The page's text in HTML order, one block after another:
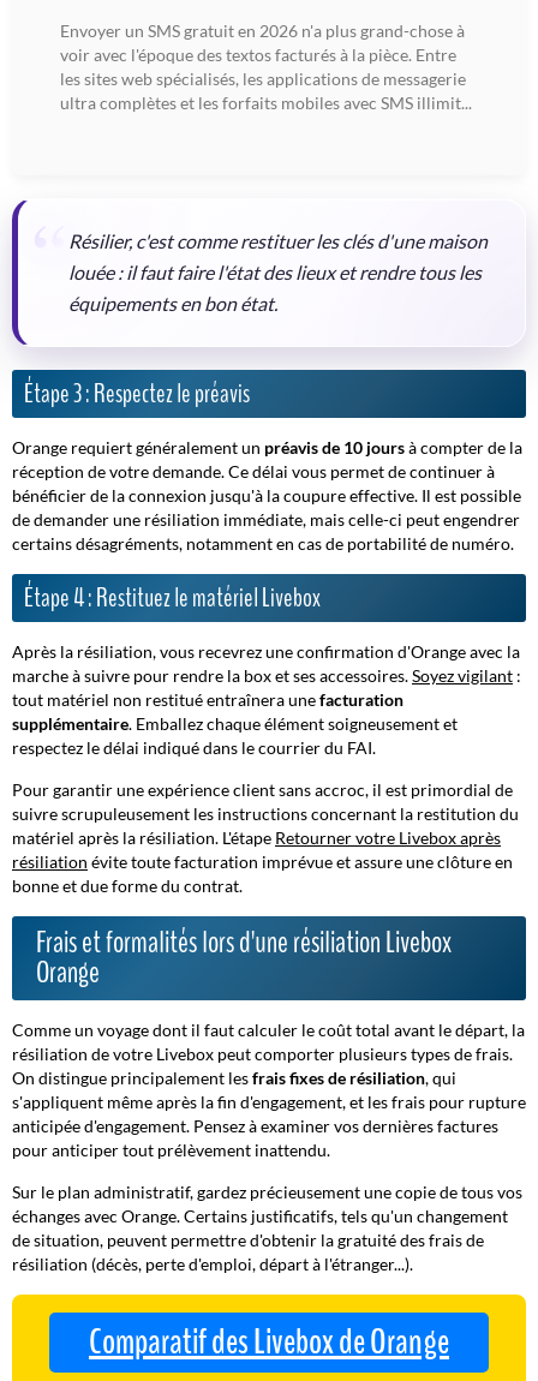
Envoyer un SMS gratuit en 2026 n'a plus grand-chose à
voir avec l'époque des textos facturés à la pièce. Entre
les sites web spécialisés, les applications de messagerie
ultra complètes et les forfaits mobiles avec SMS illimit...
Résilier, c'est comme restituer les clés d'une maison
louée : il faut faire l'état des lieux et rendre tous les
équipements en bon état.
Étape 3 : Respectez le préavis
Orange requiert généralement un préavis de 10 joursà compter de la
réception de votre demande. Ce délai vous permet de continuer à
bénéficier de la connexion jusqu'à la coupure effective. Il est possible
de demander une résiliation immédiate, mais celle-ci peut engendrer
certains désagréments, notamment en cas de portabilité de numéro.
Étape 4 : Restituez le matériel Livebox
Après la résiliation, vous recevrez une confirmation d'Orange avec la
marche à suivre pour rendre la box et ses accessoires.Soyez vigilant :
tout matériel non restitué entraînera unefacturation
supplémentaire. Emballez chaque élément soigneusement et
respectez le délai indiqué dans le courrier du FAI.
Pour garantir une expérience client sans accroc, il est primordial de
suivre scrupuleusement les instructions concernant la restitution du
matériel après la résiliation. L'étape Retourner votre Livebox après
résiliation évite toute facturation imprévue et assure une clôture en
bonne et due forme du contrat.
Frais et formalités lors d'une résiliation Livebox
Orange
Comme un voyage dont il faut calculer le coût total avant le départ, la
résiliation de votre Livebox peut comporter plusieurs types de frais.
On distingue principalement lesfrais fixes de résiliation, qui
s'appliquent même après la fin d'engagement, et les frais pour rupture
anticipée d'engagement. Pensez à examiner vos dernières factures
pour anticiper tout prélèvement inattendu.
Sur le plan administratif, gardez précieusement une copie de tous vos
échanges avec Orange. Certains justificatifs, tels qu'un changement
de situation, peuvent permettre d'obtenir la gratuité des frais de
résiliation (décès, perte d'emploi, départ à l'étranger...).
Comparatif des Livebox de Orange